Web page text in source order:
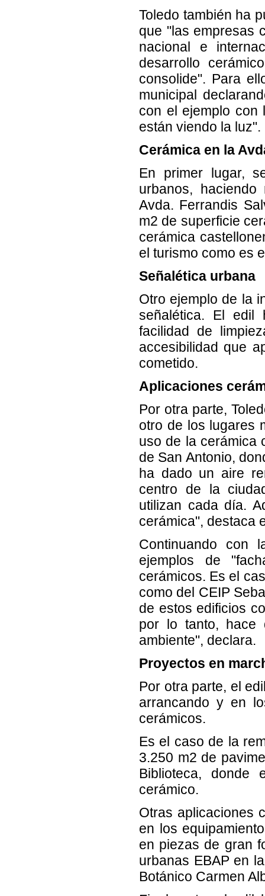
Toledo también ha
que "las empresas
nacional e
desarrollo
consolide". Para
municipal
con el ejemplo con
están viendo la luz".
Cerámica en la
En primer lugar,
urbanos,
Avda. Ferrandis
m2 de superficie
cerámica
el turismo como es
Señalética urbana
Otro ejemplo de la
señalética. El edil
facilidad de
accesibilidad que
cometido.
Aplicaciones
Por otra parte,
otro de los lugares
uso de la cerámica
de San Antonio,
ha dado un aire
centro de la
utilizan cada día.
cerámica", destaca
Continuando con
ejemplos de
cerámicos. Es el
como del CEIP
de estos edificios
por lo tanto, hace
ambiente", declara.
Proyectos en
Por otra parte, el
arrancando y en
cerámicos.
Es el caso de la
3.250 m2 de
Biblioteca, donde
cerámico.
Otras aplicaciones
en los
en piezas de gran
urbanas EBAP en
Botánico Carmen